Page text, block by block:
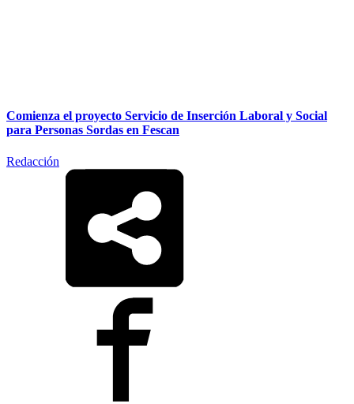
Comienza el proyecto Servicio de Inserción Laboral y Social
para Personas Sordas en Fescan
Redacción